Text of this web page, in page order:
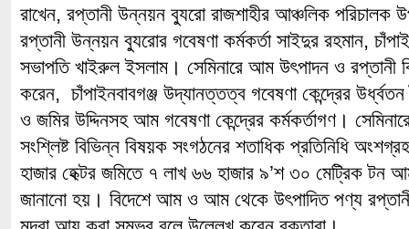
রাখেন, রপ্তানী উন্নয়ন ব্যুরো রাজশাহীর আঞ্চলিক পরিচালক
রপ্তানী উন্নয়ন ব্যুরোর গবেষণা কর্মকর্তা সাইদুর রহমান,
সভাপতি খাইরুল ইসলাম। সেমিনারে আম উৎপাদন ও রপ্তানী
করেন, চাঁপাইনবাবগঞ্জ উদ্যানত্তত্ব গবেষণা কেন্দ্রের উর্ধ্বতন
ও জমির উদ্দিনসহ আম গবেষণা কেন্দ্রের কর্মকর্তাগণ।
সংশ্লিষ্ট বিভিন্ন বিষয়ক সংগঠনের শতাধিক প্রতিনিধি
হাজার হেক্টর জমিতে ৭ লাখ ৬৬ হাজার ৯’শ ৩০ মেট্রিক টন
জানানো হয়। বিদেশে আম ও আম থেকে উৎপাদিত পণ্য